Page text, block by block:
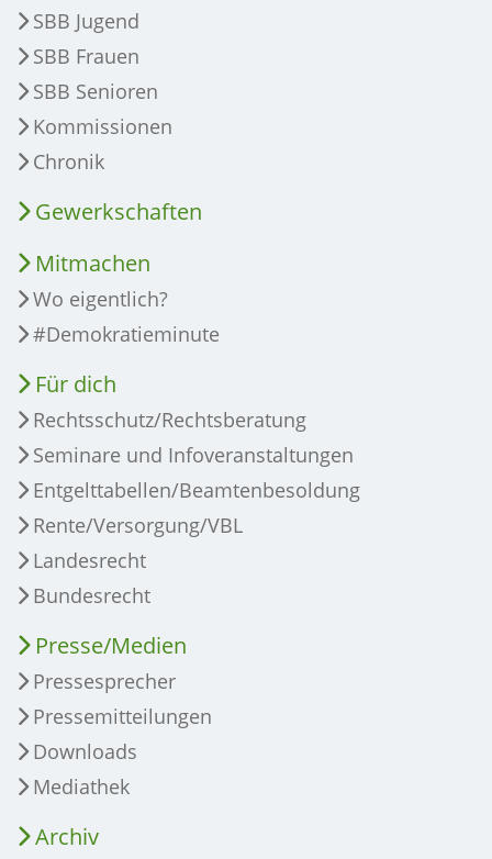
SBB Jugend
SBB Frauen
SBB Senioren
Kommissionen
Chronik
Gewerkschaften
Mitmachen
Wo eigentlich?
#Demokratieminute
Für dich
Rechtsschutz/Rechtsberatung
Seminare und Infoveranstaltungen
Entgelttabellen/Beamtenbesoldung
Rente/Versorgung/VBL
Landesrecht
Bundesrecht
Presse/Medien
Pressesprecher
Pressemitteilungen
Downloads
Mediathek
Archiv